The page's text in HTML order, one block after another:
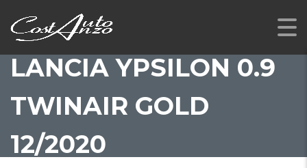
LANCIA YPSILON 0.9
TWINAIR GOLD
12/2020